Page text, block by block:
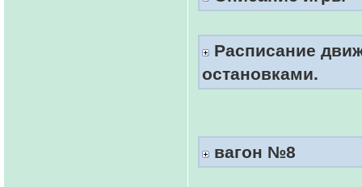
Расписание
остановками.
вагон №8